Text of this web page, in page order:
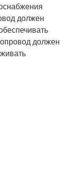
должен
должен